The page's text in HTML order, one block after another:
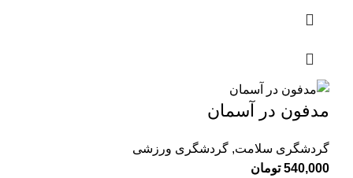
مدفون در آسمان
گردشگری سلامت, گردشگری ورزشی
540,000 تومان